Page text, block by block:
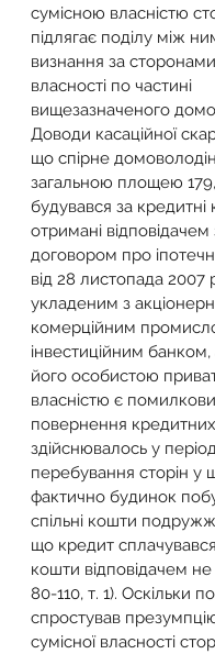
сумісною власністю
підлягає поділу між
визнання за
власності по частині
вищезазначеного
Доводи касаційної
що спірне
загальною площею
будувався за кредитні
отримані відповідачем
договором про
від 28 листопада 2007
укладеним з
комерційним
інвестиційним
його особистою
власністю є
повернення
здійснювалось у
перебування сторін у
фактично будинок
спільні кошти
що кредит
кошти відповідачем
80-110, т. 1). Оскільки
спростував
сумісної власності